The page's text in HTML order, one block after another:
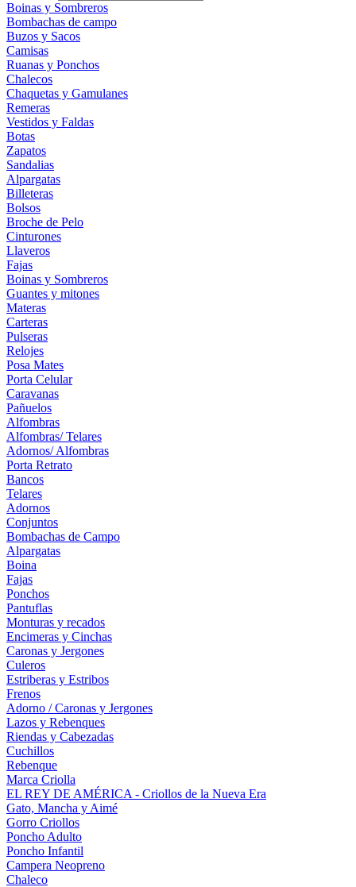
Boinas y Sombreros
Bombachas de campo
Buzos y Sacos
Camisas
Ruanas y Ponchos
Chalecos
Chaquetas y Gamulanes
Remeras
Vestidos y Faldas
Botas
Zapatos
Sandalias
Alpargatas
Billeteras
Bolsos
Broche de Pelo
Cinturones
Llaveros
Fajas
Boinas y Sombreros
Guantes y mitones
Materas
Carteras
Pulseras
Relojes
Posa Mates
Porta Celular
Caravanas
Pañuelos
Alfombras
Alfombras/ Telares
Adornos/ Alfombras
Porta Retrato
Bancos
Telares
Adornos
Conjuntos
Bombachas de Campo
Alpargatas
Boina
Fajas
Ponchos
Pantuflas
Monturas y recados
Encimeras y Cinchas
Caronas y Jergones
Culeros
Estriberas y Estribos
Frenos
Adorno / Caronas y Jergones
Lazos y Rebenques
Riendas y Cabezadas
Cuchillos
Rebenque
Marca Criolla
EL REY DE AMÉRICA - Criollos de la Nueva Era
Gato, Mancha y Aimé
Gorro Criollos
Poncho Adulto
Poncho Infantil
Campera Neopreno
Chaleco